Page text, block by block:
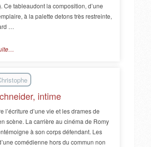
Ce tableaudont la composition, d’une
à la palette detons très restreinte,
…
intime
l’écriture d’une vie et les drames de
scène. La carrière au cinéma de Romy
à son corps défendant. Les
comédienne hors du commun non